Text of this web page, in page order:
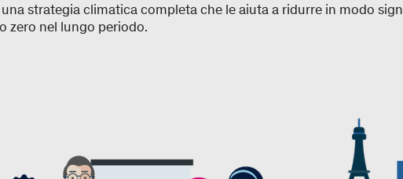
strategia climatica completa che le aiuta a ridurre in modo
zero nel lungo periodo.